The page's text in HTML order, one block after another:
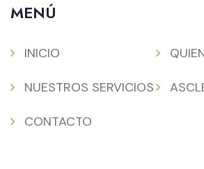
MENÚ
INICIO
NUESTROS SERVICIOS
CONTACTO